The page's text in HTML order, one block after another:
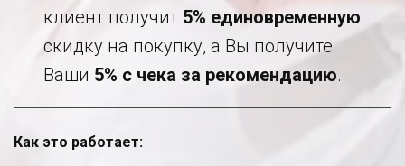
клиент получит 5% единовременную
скидку на покупку, а Вы получите
Ваши 5% с чека за рекомендацию.
Как это работает: